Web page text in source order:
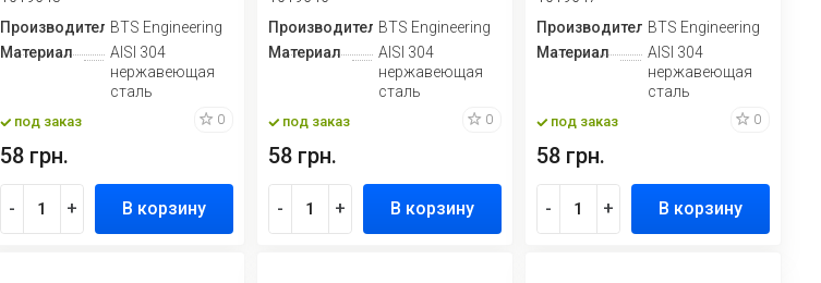
ПроизводительBTS Engineering
Материал
AISI 304
нержавеющая
сталь
под заказ 0
58 грн.
- + В корзину
ПроизводительBTS Engineering
Материал
AISI 304
нержавеющая
сталь
под заказ 0
58 грн.
- + В корзину
ПроизводительBTS Engineering
Материал
AISI 304
нержавеющая
сталь
под заказ 0
58 грн.
- + В корзину